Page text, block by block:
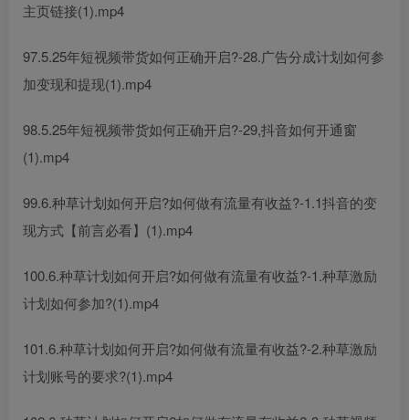
主页链接(1).mp4
97.5.25年短视频带货如何正确开启?-28.广告分成计划如何参
加变现和提现(1).mp4
98.5.25年短视频带货如何正确开启?-29,抖音如何开通窗
(1).mp4
99.6.种草计划如何开启?如何做有流量有收益?-1.1抖音的变
现方式【前言必看】(1).mp4
100.6.种草计划如何开启?如何做有流量有收益?-1.种草激励
计划如何参加?(1).mp4
101.6.种草计划如何开启?如何做有流量有收益?-2.种草激励
计划账号的要求?(1).mp4